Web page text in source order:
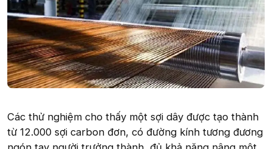
Các thử nghiệm cho thấy một sợi dây được tạo thành
từ 12.000 sợi carbon đơn, có đường kính tương đương